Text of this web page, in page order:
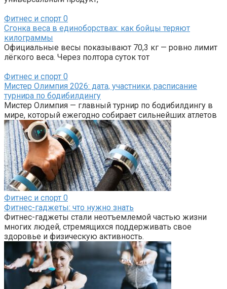
Фитнес и спорт 0
Сгонка веса в единоборствах: как бойцы теряют
килограммы
Официальные весы показывают 70,3 кг — ровно лимит
лёгкого веса. Через полтора суток тот
Фитнес и спорт 0
Мистер Олимпия 2026: дата, участники, расписание
турнира по бодибилдингу
Мистер Олимпия — главный турнир по бодибилдингу в
мире, который ежегодно собирает сильнейших атлетов
Фитнес и спорт 0
Фитнес-гаджеты: что нужно знать
Фитнес-гаджеты стали неотъемлемой частью жизни
многих людей, стремящихся поддерживать свое
здоровье и физическую активность.